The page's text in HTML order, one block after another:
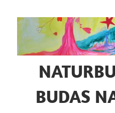
Inhalt
springen
BUDAS